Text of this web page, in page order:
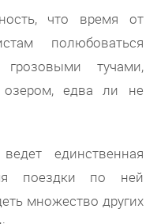
что время от
полюбоваться
тучами,
едва ли не
единственная
поездки по ней
множество других